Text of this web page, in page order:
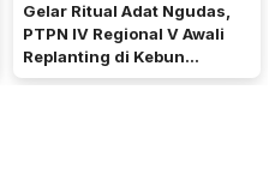
Gelar Ritual Adat Ngudas,
PTPN IV Regional V Awali
Replanting di Kebun
Kembayan